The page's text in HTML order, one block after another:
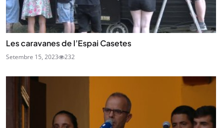
Les caravanes de l’Espai Casetes
Setembre 15, 2023 232